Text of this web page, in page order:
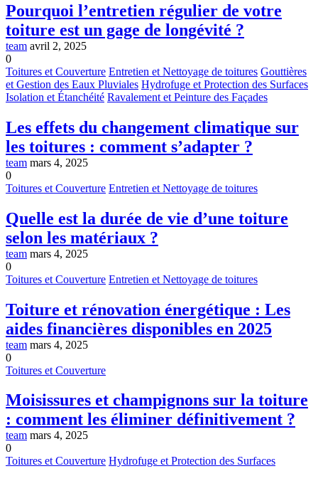
Pourquoi l’entretien régulier de votre
toiture est un gage de longévité ?
team avril 2, 2025
0
Toitures et Couverture Entretien et Nettoyage de toitures Gouttières
et Gestion des Eaux Pluviales Hydrofuge et Protection des Surfaces
Isolation et Étanchéité Ravalement et Peinture des Façades
Les effets du changement climatique sur
les toitures : comment s’adapter ?
team mars 4, 2025
0
Toitures et Couverture Entretien et Nettoyage de toitures
Quelle est la durée de vie d’une toiture
selon les matériaux ?
team mars 4, 2025
0
Toitures et Couverture Entretien et Nettoyage de toitures
Toiture et rénovation énergétique : Les
aides financières disponibles en 2025
team mars 4, 2025
0
Toitures et Couverture
Moisissures et champignons sur la toiture
: comment les éliminer définitivement ?
team mars 4, 2025
0
Toitures et Couverture Hydrofuge et Protection des Surfaces